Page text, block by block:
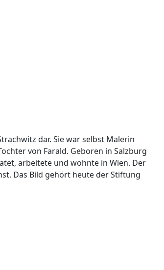
dar. Sie war selbst Malerin
von Farald. Geboren in Salzburg
arbeitete und wohnte in Wien. Der
Das Bild gehört heute der Stiftung